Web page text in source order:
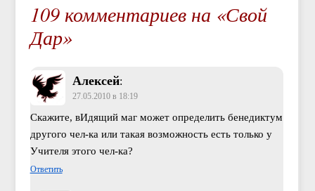
109 комментариев на «Свой
Дар»
Алексей:
27.05.2010 в 18:19
Скажите, вИдящий маг может определить бенедиктум
другого чел-ка или такая возможность есть только у
Учителя этого чел-ка?
Ответить